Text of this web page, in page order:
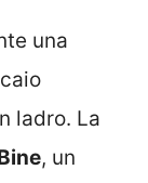
una
ladro. La
, un